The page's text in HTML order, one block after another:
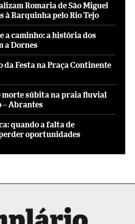
Romaria de São Miguel
à Barquinha pelo Rio Tejo
a caminho: a história dos
a Dornes
da Festa na Praça Continente
morte súbita na praia fluvial
– Abrantes
quando a falta de
oportunidades